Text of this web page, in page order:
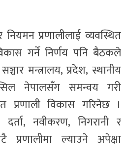
नियमन प्रणालीलाई व्यवस्थित
गर्ने निर्णय पनि बैठकले
मन्त्रालय, प्रदेश, स्थानीय
नेपालसँग समन्वय गरी
प्रणाली विकास गरिनेछ ।
नवीकरण, निगरानी र
प्रणालीमा ल्याउने अपेक्षा